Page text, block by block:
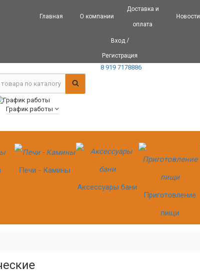
Главная О компании
Доставка и
оплата
Новости
Вход /
Регистрация
График работы
8 919 7178886
Печи - Камины
Аксессуары бани
Приготовление
пищи